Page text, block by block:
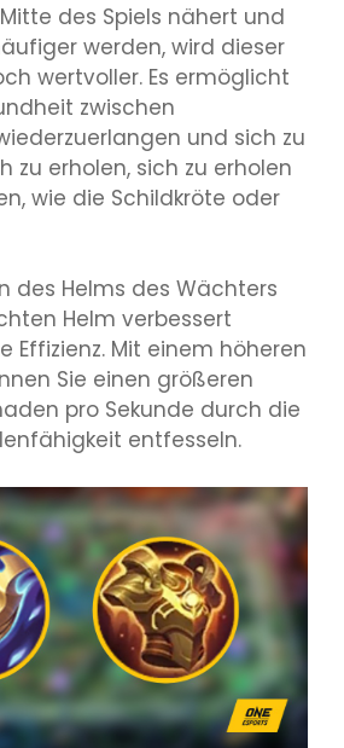
des Spiels nähert und
werden, wird dieser
wertvoller. Es ermöglicht
zwischen
und sich zu
zu erholen, sich zu erholen
wie die Schildkröte oder
des Helms des Wächters
Helm verbessert
Effizienz. Mit einem höheren
Sie einen größeren
pro Sekunde durch die
entfesseln.